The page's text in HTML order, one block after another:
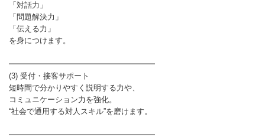
「対話力」
「問題解決力」
「伝える力」
を身につけます。
━━━━━━━━━━━━━━━━━━━
(3) 受付・接客サポート
短時間で分かりやすく説明する力や、
コミュニケーション力を強化。
“社会で通用する対人スキル”を磨けます。
━━━━━━━━━━━━━━━━━━━